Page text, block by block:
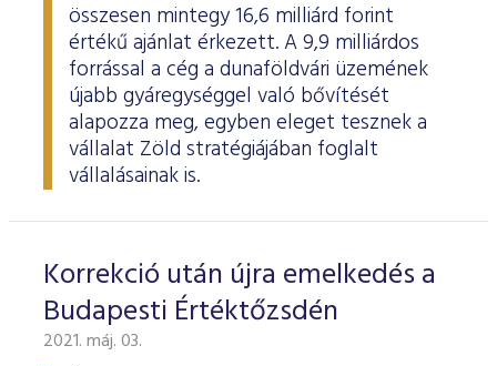
ESG Útmutató
összesen mintegy 16,6 milliárd forint
értékű ajánlat érkezett. A 9,9 milliárdos
forrással a cég a dunaföldvári üzemének
újabb gyáregységgel való bővítését
alapozza meg, egyben eleget tesznek a
vállalat Zöld stratégiájában foglalt
vállalásainak is.
Korrekció után újra emelkedés a
Budapesti Értéktőzsdén
2021. máj. 03.